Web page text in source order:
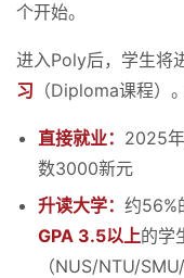
个开始。
进入Poly后，学生将
习 （Diploma课程）
直接就业： 2025
数3000新元
升读大学： 约56%
GPA 3.5以上的学
（NUS/NTU/